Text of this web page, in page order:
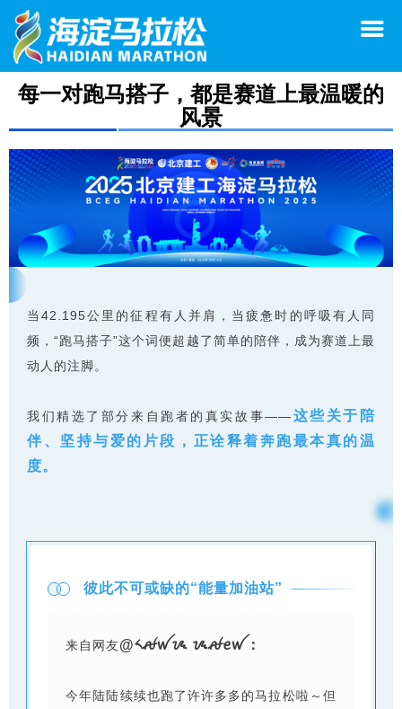
每一对跑马搭子，都是赛道上最温暖的
风景
当42.195公里的征程有人并肩，当疲惫时的呼吸有人同
频，“跑马搭子”这个词便超越了简单的陪伴，成为赛道上最
动人的注脚。
我们精选了部分来自跑者的真实故事——这些关于陪
伴、坚持与爱的片段，正诠释着奔跑最本真的温
度。
彼此不可或缺的“能量加油站”
来自网友@༨ꫛꪝᝰ ᝰꫛꫀꪝ：
今年陆陆续续也跑了许许多多的马拉松啦～但